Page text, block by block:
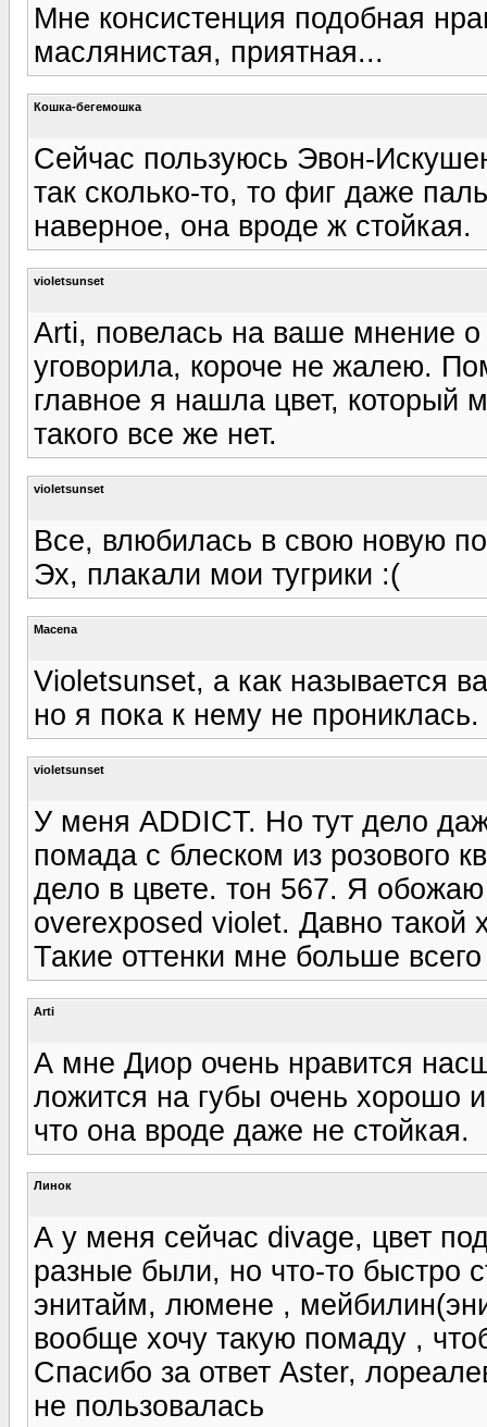
Мне консистенция подобная
маслянистая, приятная...
Кошка-бегемошка
Сейчас пользуюсь Эвон-
так сколько-то, то фиг даже
наверное, она вроде ж стойкая.
violetsunset
Arti, повелась на ваше мнение
уговорила, короче не жалею.
главное я нашла цвет, который
такого все же нет.
violetsunset
Все, влюбилась в свою новую
Эх, плакали мои тугрики :(
Macena
Violetsunset, а как называется
но я пока к нему не прониклась.
violetsunset
У меня ADDICT. Но тут дело
помада с блеском из розового
дело в цвете. тон 567. Я
overexposed violet. Давно такой
Такие оттенки мне больше
Arti
А мне Диор очень нравится
ложится на губы очень хорошо
что она вроде даже не стойкая.
Линок
А у меня сейчас divage, цвет
разные были, но что-то быстро
энитайм, люмене ,
вообще хочу такую помаду ,
Спасибо за ответ Aster,
не пользовалась